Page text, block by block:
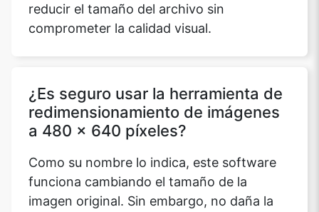
reducir el tamaño del archivo sin
comprometer la calidad visual.
¿Es seguro usar la herramienta de
redimensionamiento de imágenes
a 480 x 640 píxeles?
Como su nombre lo indica, este software
funciona cambiando el tamaño de la
imagen original. Sin embargo, no daña la